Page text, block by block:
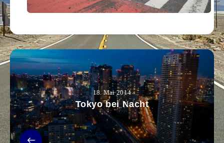
18. Mai 2014
Tokyo bei Nacht